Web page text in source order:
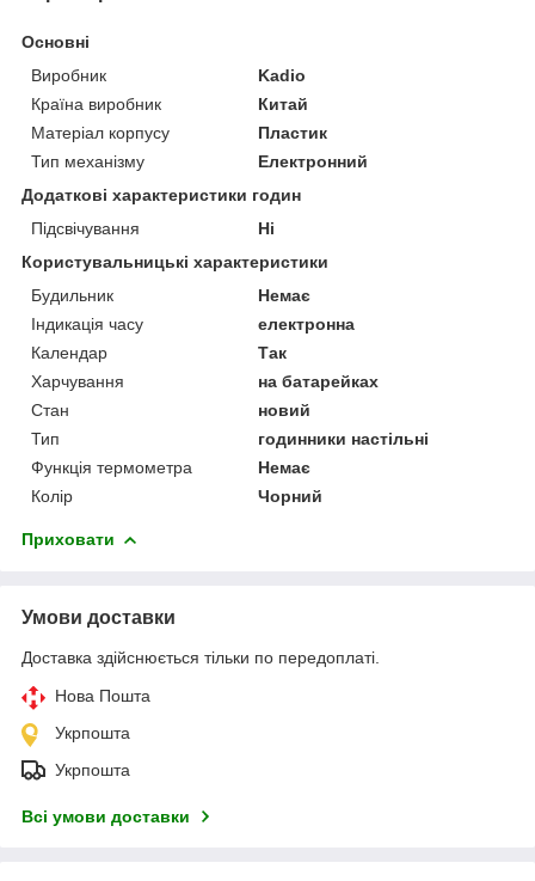
Основні
Виробник
Kadio
Країна виробник
Китай
Матеріал корпусу
Пластик
Тип механізму
Електронний
Додаткові характеристики годин
Підсвічування
Ні
Користувальницькі характеристики
Будильник
Немає
Індикація часу
електронна
Календар
Так
Харчування
на батарейках
Стан
новий
Тип
годинники настільні
Функція термометра
Немає
Колір
Чорний
Приховати
Умови доставки
Доставка здійснюється тільки по передоплаті.
Нова Пошта
Укрпошта
Укрпошта
Всі умови доставки